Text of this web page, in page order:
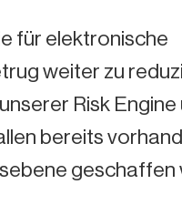
für elektronische
weiter zu
Risk Engine
bereits
geschaffen